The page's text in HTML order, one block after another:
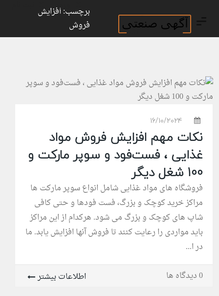
ورود
برچسب: افزایش
فروش
16/10/2024
نکات مهم افزایش فروش مواد
غذایی ، فست‌فود و سوپر مارکت و
100 شغل دیگر
فروشگاه های مواد غذایی شامل انواع سوپر مارکت ها
مراکز خرید کوچک و بزرگ، فست فودها و حتی کافی
شاپ های کوچک و بزرگ می شود. هرکدام از این مراکز
باید مواردی را رعایت کنند تا فروش آنها افزایش یابد. ما
در ا...
0 دیدگاه ها
اطلاعات بیشتر